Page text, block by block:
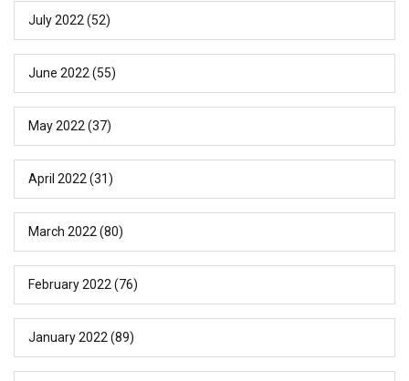
July 2022 (52)
June 2022 (55)
May 2022 (37)
April 2022 (31)
March 2022 (80)
February 2022 (76)
January 2022 (89)